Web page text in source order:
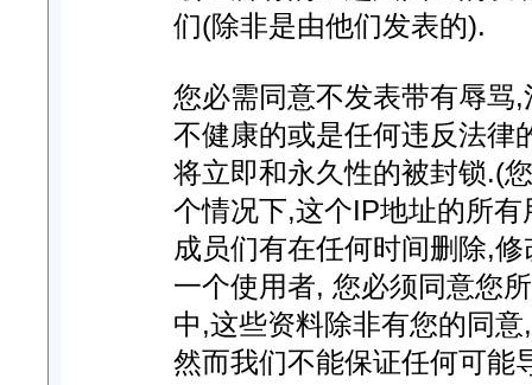
们(除非是由他们发表的).
您必需同意不发表带有辱骂
不健康的或是任何违反法律
将立即和永久性的被封锁.(
个情况下,这个IP地址的所
成员们有在任何时间删除,
一个使用者, 您必须同意您
中,这些资料除非有您的同
然而我们不能保证任何可能